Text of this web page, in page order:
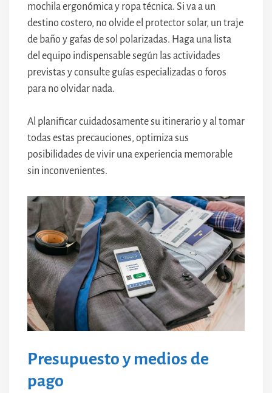
mochila ergonómica y ropa técnica. Si va a un
destino costero, no olvide el protector solar, un traje
de baño y gafas de sol polarizadas. Haga una lista
del equipo indispensable según las actividades
previstas y consulte guías especializadas o foros
para no olvidar nada.
Al planificar cuidadosamente su itinerario y al tomar
todas estas precauciones, optimiza sus
posibilidades de vivir una experiencia memorable
sin inconvenientes.
Presupuesto y medios de
pago